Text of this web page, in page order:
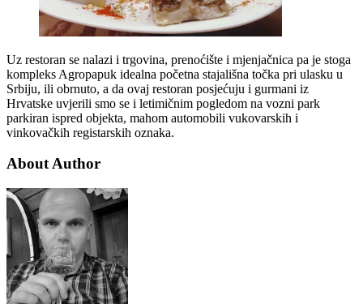
Uz restoran se nalazi i trgovina, prenoćište i mjenjačnica pa je stoga
kompleks Agropapuk idealna početna stajališna točka pri ulasku u
Srbiju, ili obrnuto, a da ovaj restoran posjećuju i gurmani iz
Hrvatske uvjerili smo se i letimičnim pogledom na vozni park
parkiran ispred objekta, mahom automobili vukovarskih i
vinkovačkih registarskih oznaka.
About Author